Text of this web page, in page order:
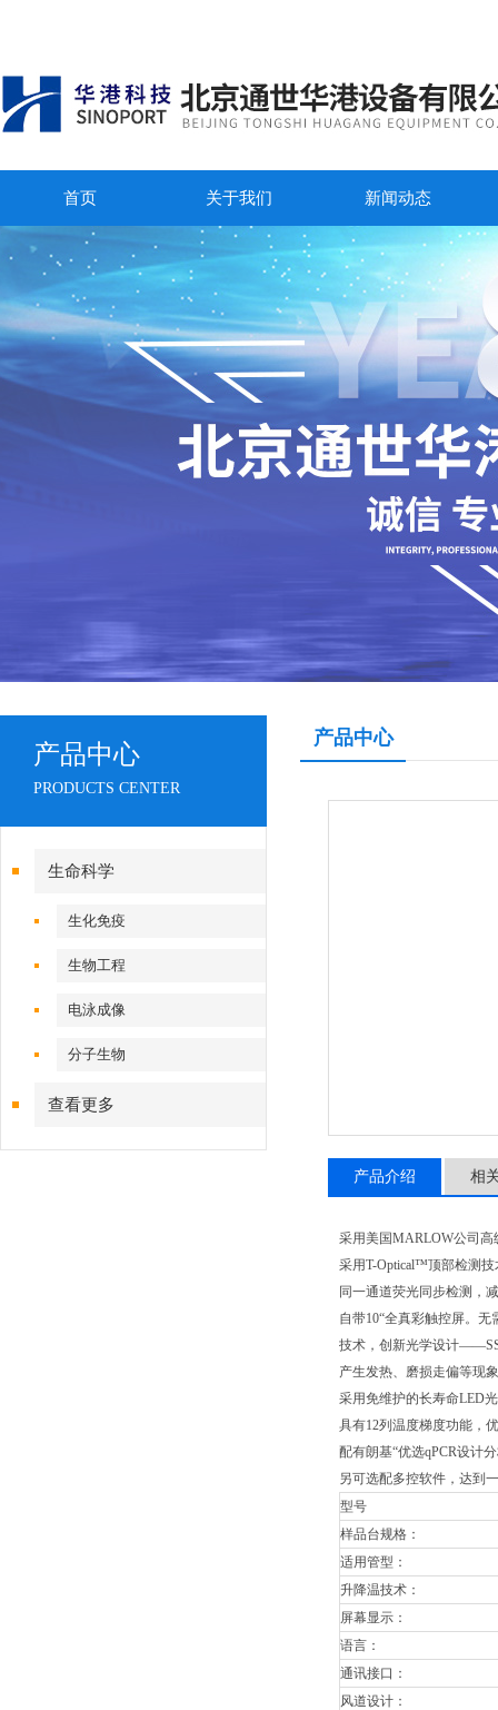
首页 关于我们 新闻动态
产品中心
PRODUCTS CENTER
生命科学
生化免疫
生物工程
电泳成像
分子生物
查看更多
产品中心
产品介绍 相
采用美国MARLOW公司
采用T-Optical™顶部检测
同一通道荧光同步检测，
自带10“全真彩触控屏。
技术，创新光学设计
产生发热、磨损走偏等现
采用免维护的长寿命LED
具有12列温度梯度功能，
配有朗基“优选qPCR设计
另可选配多控软件，达到
型号
样品台规格：
适用管型：
升降温技术：
屏幕显示：
语言：
通讯接口：
风道设计：